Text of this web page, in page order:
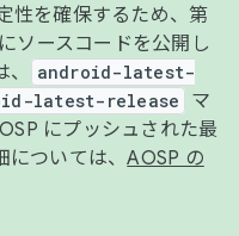
性を確保するため、第
ソースコードを公開し
android-latest-
latest-release
マ
にプッシュされた最
については、AOSP の